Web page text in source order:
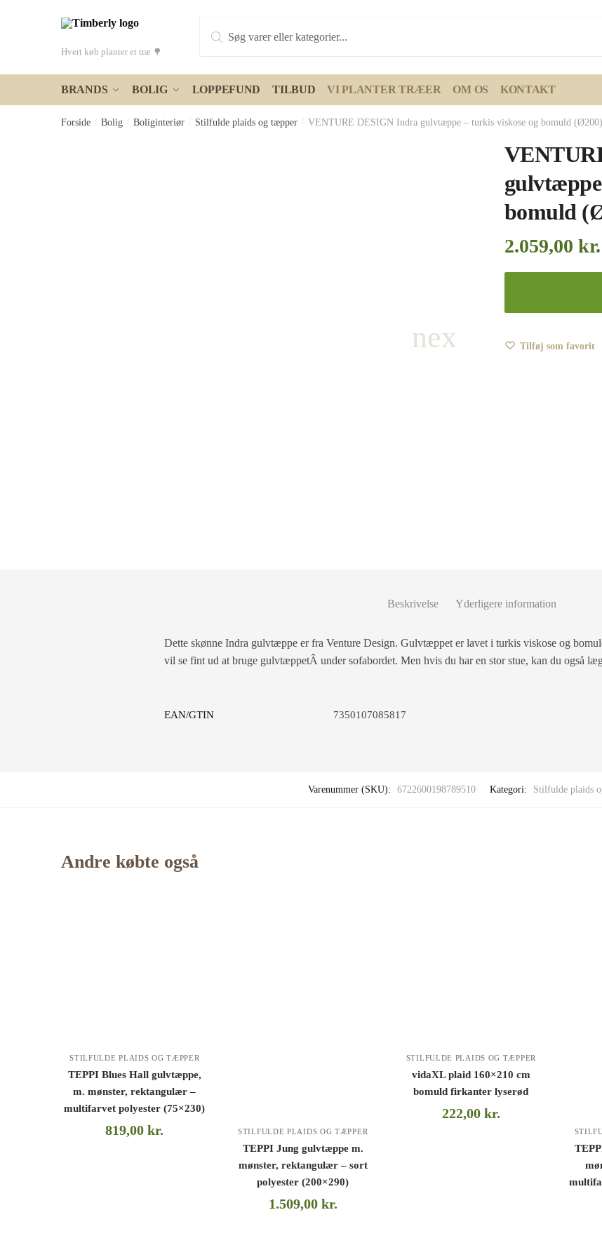
Hvert køb planter et træ 🌳
search
BRANDS BOLIG LOPPEFUND TILBUD VI PLANTER TRÆER OM OS KONTAKT
Forside Bolig Boliginteriør Stilfulde plaids og tæpper VENTURE DESIGN Indra gulvtæppe – turkis viskose og bomuld (Ø200)
bomuld
2.059,00 kr.
Tilføj som favorit
Beskrivelse Yderligere information
Dette skønne Indra gulvtæppe er fra Venture Design. Gulvtæppet er lavet i turkis viskose og
vil se fint ud at bruge gulvtæppetÂ under sofabordet. Men hvis du har en stor stue, kan du også
EAN/GTIN 7350107085817
Varenummer (SKU): 6722600198789510 Kategori: Stilfulde plaids
Andre købte også
STILFULDE PLAIDS OG TÆPPER
TEPPI Blues Hall gulvtæppe,
m. mønster, rektangulær –
multifarvet polyester (75×230)
819,00kr. STILFULDE PLAIDS OG TÆPPER
TEPPI Jung gulvtæppe m.
mønster, rektangulær – sort
polyester (200×290)
1.509,00 kr.
STILFULDE PLAIDS OG TÆPPER
vidaXL plaid 160×210 cm
bomuld firkanter lyserød
222,00 kr.